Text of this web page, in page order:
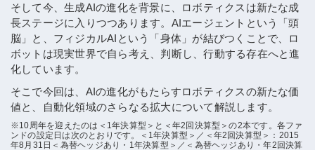
そして今、生成AIの進化を背景に、ロボティクスは新たな成
長ステージに入りつつあります。AIエージェントという「頭
脳」と、フィジカルAIという「身体」が結びつくことで、ロ
ボットは現実世界で自ら考え、判断し、行動する存在へと進
化しています。
そこで今回は、AIの進化がもたらすロボティクスの新たな価
値と、自動化領域のさらなる拡大について解説します。
※10周年を迎えたのは＜1年決算型＞と＜年2回決算型＞の2本です。各ファ
ンドの設定日は次のとおりです。＜1年決算型＞／＜年2回決算型＞：2015
年8月31日＜為替ヘッジあり・1年決算型＞／＜為替ヘッジあり・年2回決算